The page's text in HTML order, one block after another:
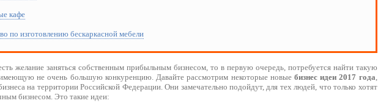
кафе
по изготовлению бескаркасной мебели
желание заняться собственным прибыльным бизнесом, то в первую очередь, потребуется найти такую
имеющую не очень большую конкуренцию. Давайте рассмотрим некоторые новые бизнес идеи 2017 года
на территории Российской Федерации. Они замечательно подойдут, для тех людей, что только хотят
бизнесом. Это такие идеи: